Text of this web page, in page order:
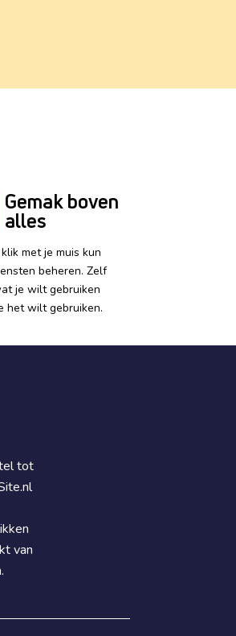
Gemak boven
alles
met je muis kun
beheren. Zelf
je wilt gebruiken
het wilt gebruiken.
tot
van